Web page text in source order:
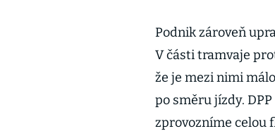
Podnik zároveň
V části tramvaje
že je mezi nimi
po směru jízdy. DPP
zprovozníme celou